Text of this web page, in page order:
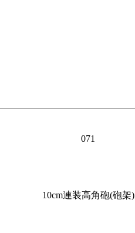
071
10cm連装高角砲(砲架)